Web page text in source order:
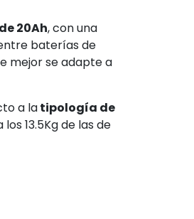
20Ah, con una
baterías de
mejor se adapte a
a latipología de
13.5Kg de las de